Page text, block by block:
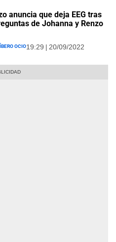
anuncia que deja EEG tras
de Johanna y Renzo
Ocio19:29 | 20/09/2022